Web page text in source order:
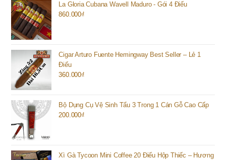
La Gloria Cubana Wavell Maduro - Gói 4 Điếu
860.000₫
Cigar Arturo Fuente Hemingway Best Seller – Lẻ 1
Điếu
360.000₫
Bộ Dụng Cụ Vệ Sinh Tẩu 3 Trong 1 Cán Gỗ Cao Cấp
200.000₫
Xì Gà Tycoon Mini Coffee 20 Điếu Hộp Thiếc – Hương